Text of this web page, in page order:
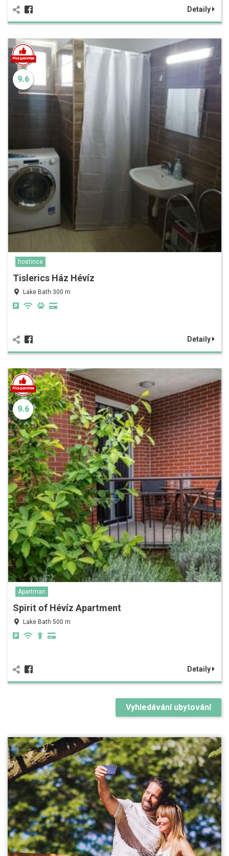
Detaily
9.6
hostince
Tislerics Ház Hévíz
Lake Bath 300 m
Detaily
9.6
Apartman
Spirit of Hévíz Apartment
Lake Bath 500 m
Detaily
Vyhledávání ubytování